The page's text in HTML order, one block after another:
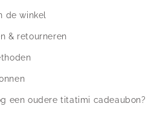
de winkel
& retourneren
een oudere titatimi cadeaubon?